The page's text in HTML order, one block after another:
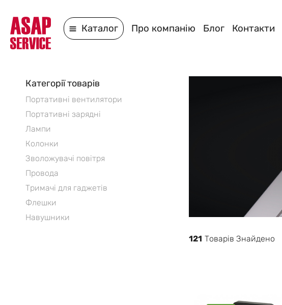
Каталог Про компанію Блог Контакти
Категорії товарів
Портативні вентилятори
Портативні зарядні
Лампи
Колонки
Зволожувачі повітря
Провода
Тримачі для гаджетів
Флешки
Навушники
121 Товарiв Знайдено